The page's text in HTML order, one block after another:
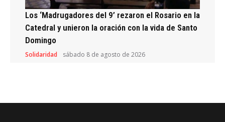
Los ‘Madrugadores del 9’ rezaron el Rosario en la
Catedral y unieron la oración con la vida de Santo
Domingo
Solidaridad sábado 8 de agosto de 2026